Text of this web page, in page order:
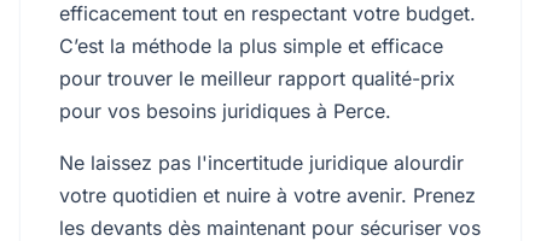
efficacement tout en respectant votre budget.
C’est la méthode la plus simple et efficace
pour trouver le meilleur rapport qualité-prix
pour vos besoins juridiques à Perce.
Ne laissez pas l'incertitude juridique alourdir
votre quotidien et nuire à votre avenir. Prenez
les devants dès maintenant pour sécuriser vos